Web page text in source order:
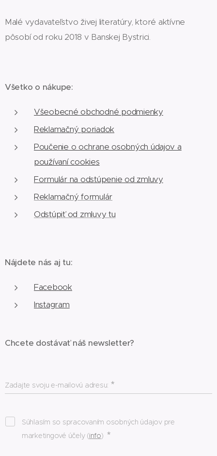
Malé vydavateľstvo živej literatúry, ktoré aktívne
pôsobí od roku 2018 v Banskej Bystrici.
Všetko o nákupe:
Všeobecné obchodné podmienky
Reklamačný poriadok
Poučenie o ochrane osobných údajov a
používaní cookies
Formulár na odstúpenie od zmluvy
Reklamačný formulár
Odstúpiť od zmluvy tu
Nájdete nás aj tu:
Facebook
Instagram
Chcete dostávať náš newsletter?
Zadajte svoju e-mailovú adresu:
Súhlasím so spracovaním osobných údajov pre
marketingové účely (info)